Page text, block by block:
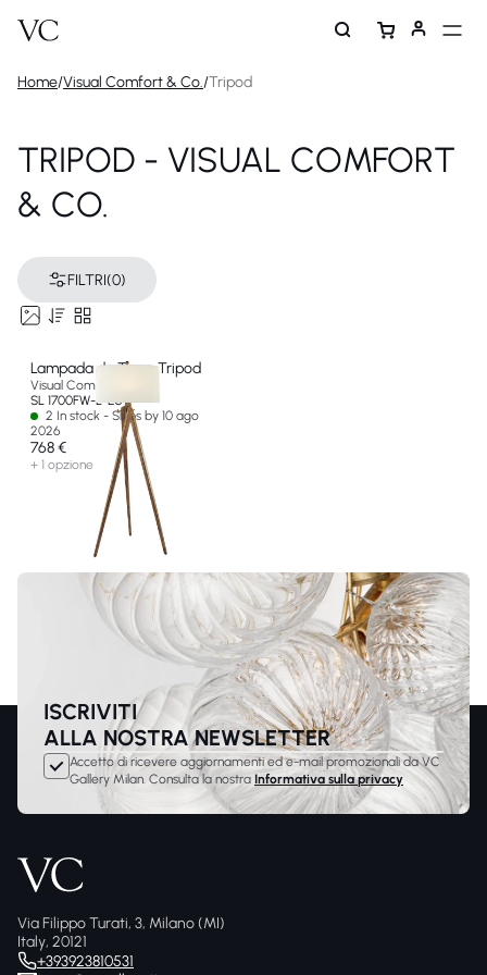
Home/Visual Comfort & Co./Tripod
TRIPOD - VISUAL COMFORT
& CO.
FILTRI(0)
Lampada da Terra Tripod
Visual Comfort & Co
SL 1700FW-L-EU
2 In stock - Ships by 10 ago
2026
768 €
+ 1 opzione
ISCRIVITI
ALLA NOSTRA NEWSLETTER
Accetto di ricevere aggiornamenti ed e-mail promozionali da VC
Gallery Milan. Consulta la nostra Informativa sulla privacy
Via Filippo Turati, 3, Milano (MI)
Italy, 20121
+393923810531